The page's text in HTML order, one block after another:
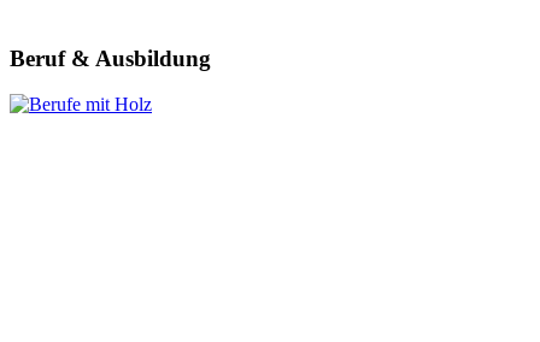
Beruf & Ausbildung